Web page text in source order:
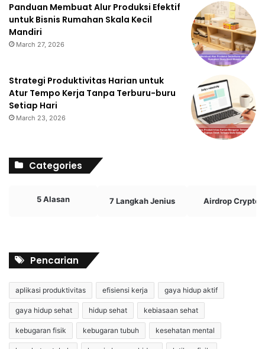
Panduan Membuat Alur Produksi Efektif
untuk Bisnis Rumahan Skala Kecil
Mandiri
March 27, 2026
Strategi Produktivitas Harian untuk
Atur Tempo Kerja Tanpa Terburu-buru
Setiap Hari
March 23, 2026
Categories
5 Alasan 7 Langkah Jenius Airdrop Crypto
Pencarian
aplikasi produktivitas efisiensi kerja gaya hidup aktif
gaya hidup sehat hidup sehat kebiasaan sehat
kebugaran fisik kebugaran tubuh kesehatan mental